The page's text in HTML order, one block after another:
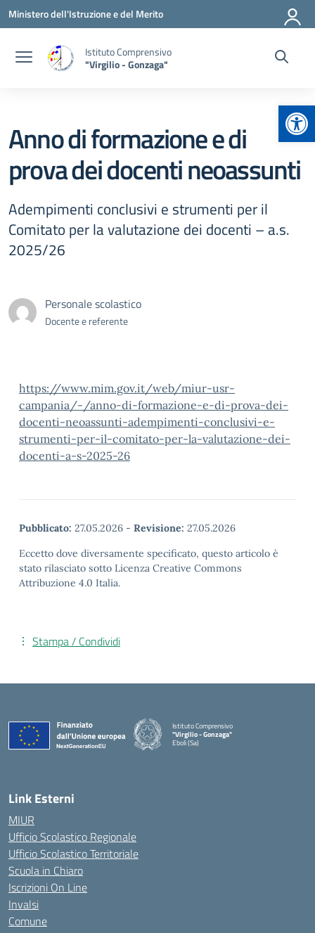
Vai ai contenuti
Vai al menu di navigazione
Vai al footer
Ministero dell'Istruzione e del Merito
Istituto Comprensivo
"Virgilio - Gonzaga"
Anno di formazione e di
prova dei docenti neoassunti
Adempimenti conclusivi e strumenti per il
Comitato per la valutazione dei docenti – a.s.
2025/26
Personale scolastico
Docente e referente
https://www.mim.gov.it/web/miur-usr-
campania/-/anno-di-formazione-e-di-prova-dei-
docenti-neoassunti-adempimenti-conclusivi-e-
strumenti-per-il-comitato-per-la-valutazione-dei-
docenti-a-s-2025-26
Pubblicato: 27.05.2026 - Revisione: 27.05.2026
Eccetto dove diversamente specificato, questo articolo è
stato rilasciato sotto Licenza Creative Commons
Attribuzione 4.0 Italia.
Stampa / Condividi
Istituto Comprensivo
"Virgilio - Gonzaga"
Eboli (Sa)
Link Esterni
MIUR
Ufficio Scolastico Regionale
Ufficio Scolastico Territoriale
Scuola in Chiaro
Iscrizioni On Line
Invalsi
Comune